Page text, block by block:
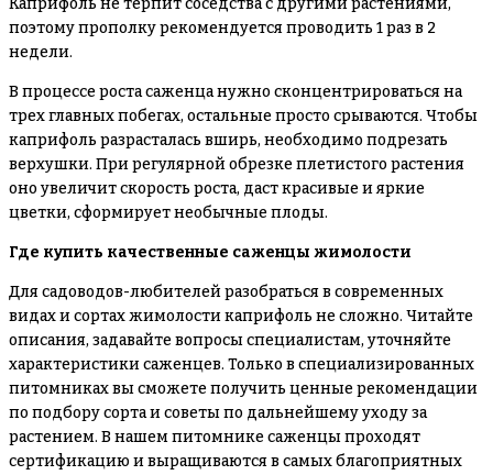
Каприфоль не терпит соседства с другими растениями,
поэтому прополку рекомендуется проводить 1 раз в 2
недели.
В процессе роста саженца нужно сконцентрироваться на
трех главных побегах, остальные просто срываются. Чтобы
каприфоль разрасталась вширь, необходимо подрезать
верхушки. При регулярной обрезке плетистого растения
оно увеличит скорость роста, даст красивые и яркие
цветки, сформирует необычные плоды.
Где купить качественные саженцы жимолости
Для садоводов-любителей разобраться в современных
видах и сортах жимолости каприфоль не сложно. Читайте
описания, задавайте вопросы специалистам, уточняйте
характеристики саженцев. Только в специализированных
питомниках вы сможете получить ценные рекомендации
по подбору сорта и советы по дальнейшему уходу за
растением. В нашем питомнике саженцы проходят
сертификацию и выращиваются в самых благоприятных